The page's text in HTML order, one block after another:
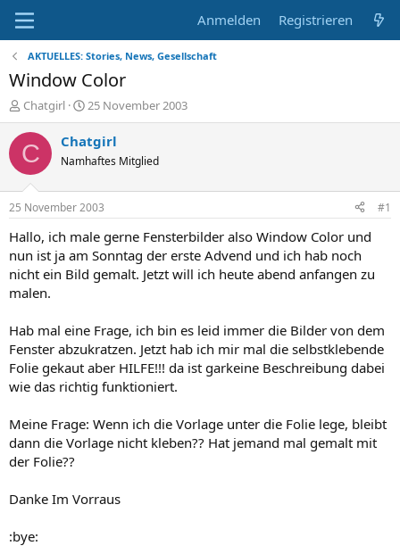
Anmelden Registrieren
AKTUELLES: Stories, News, Gesellschaft
Window Color
E
r
s
t
e
r
Chatgirl
E
r
s
e
l
t
a
m
25 November 2003
C Chatgirl
Namhaftes Mitglied
25 November 2003 #1
Hallo, ich male gerne Fensterbilder also Window Color und
nun ist ja am Sonntag der erste Advend und ich hab noch
nicht ein Bild gemalt. Jetzt will ich heute abend anfangen zu
malen.
Hab mal eine Frage, ich bin es leid immer die Bilder von dem
Fenster abzukratzen. Jetzt hab ich mir mal die selbstklebende
Folie gekaut aber HILFE!!! da ist garkeine Beschreibung dabei
wie das richtig funktioniert.
Meine Frage: Wenn ich die Vorlage unter die Folie lege, bleibt
dann die Vorlage nicht kleben?? Hat jemand mal gemalt mit
der Folie??
Danke Im Vorraus
:bye: